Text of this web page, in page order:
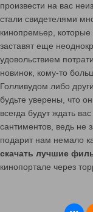
произвести на вас
стали свидетелями
кинопремьер, которые
заставят еще
удовольствием
новинок, кому-то
Голливудом либо
будьте уверены, что
всегда будут ждать
сантиментов, ведь не
подарит нам немало
скачать лучшие
кинопортале через